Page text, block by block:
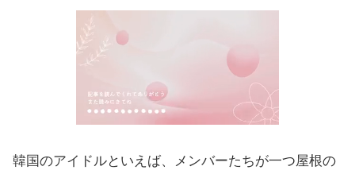
韓国のアイドルといえば、メンバーたちが一つ屋根の